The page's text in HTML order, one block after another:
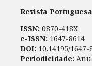
Revista
ISSN: 0870-418X
e-ISSN: 1647-8614
DOI: 10.14195/1647-
Periodicidade: